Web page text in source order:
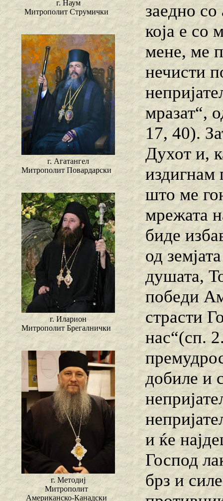
г. Наум
Митрополит Струмички
г. Агатангел
Митрополит Повардарски
г. Иларион
Митрополит Брегалнички
г. Методиј
Митрополит
Американско-Канадски
заедно со
која е со
мене, ме
нечисти
мразат“,
17, 40).
Духот и,
издигнам
што ме
мрежата
биде
од
душата,
победи
страсти
нас“(сп.
добиле и
и ќе
Господ
брз и